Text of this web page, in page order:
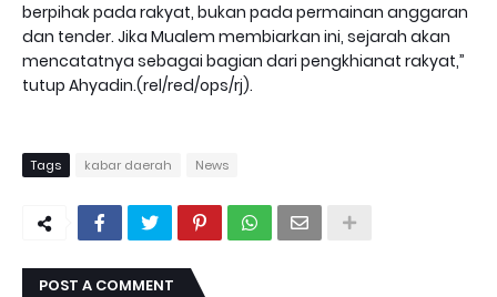
berpihak pada rakyat, bukan pada permainan anggaran
dan tender. Jika Mualem membiarkan ini, sejarah akan
mencatatnya sebagai bagian dari pengkhianat rakyat,”
tutup Ahyadin.(rel/red/ops/rj).
Tags kabar daerah News
POST A COMMENT